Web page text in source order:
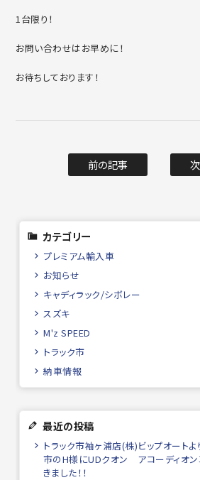
1台限り！
お問い合わせはお早めに！
お待ちしております！
前の記事
カテゴリー
プレミアム輸入車
お知らせ
キャディラック/シボレー
スズキ
M'z SPEED
トラック市
納車情報
最近の投稿
トラック市袖ヶ浦店(株)ビップオートよ
市のH様にUDクオン アコーディオ
きました！！